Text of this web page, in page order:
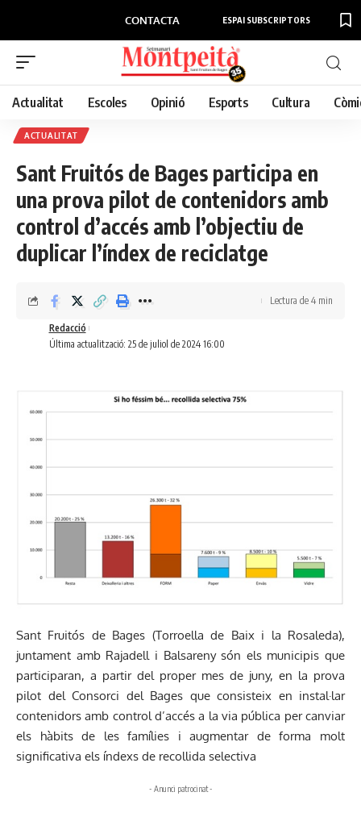
CONTACTA ESPAI SUBSCRIPTORS
Actualitat Escoles Opinió Esports Cultura
ACTUALITAT
Sant Fruitós de Bages participa en
una prova pilot de contenidors amb
control d’accés amb l’objectiu de
duplicar l’índex de reciclatge
Última actualització: 25 de juliol de 2024 16:00
Redacció
Lectura de 4 min
Sant Fruitós de Bages (Torroella de Baix i la Rosaleda),
juntament amb Rajadell i Balsareny són els municipis que
participaran, a partir del proper mes de juny, en la prova
pilot del Consorci del Bages que consisteix en instal·lar
contenidors amb control d’accés a la via pública per canviar
els hàbits de les famílies i augmentar de forma molt
significativa els índexs de recollida selectiva
- Anunci patrocinat -